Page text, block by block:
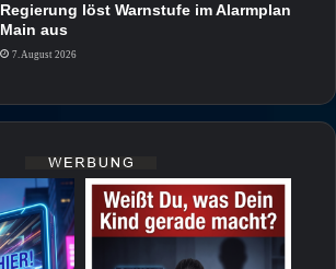
Regierung löst Warnstufe im Alarmplan
Main aus
7. August 2026